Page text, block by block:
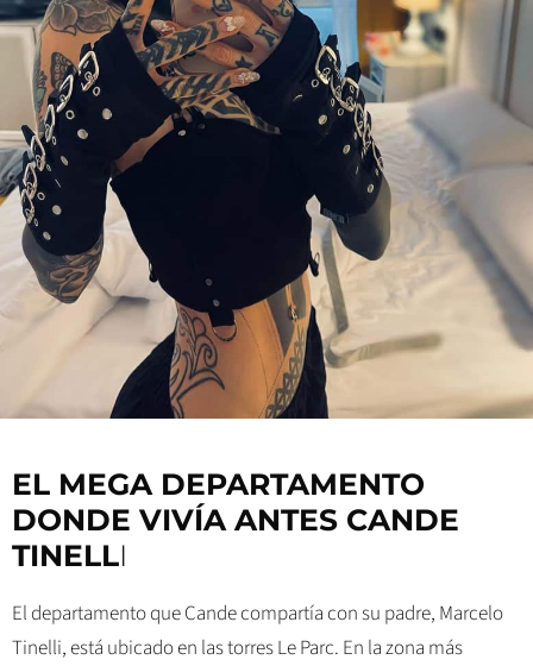
EL MEGA DEPARTAMENTO
DONDE VIVÍA ANTES CANDE
TINELLI
El departamento que Cande compartía con su padre, Marcelo
Tinelli, está ubicado en las torres Le Parc. En la zona más